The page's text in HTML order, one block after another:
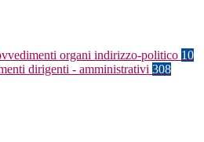
organi indirizzo-politico 10
dirigenti - amministrativi 308